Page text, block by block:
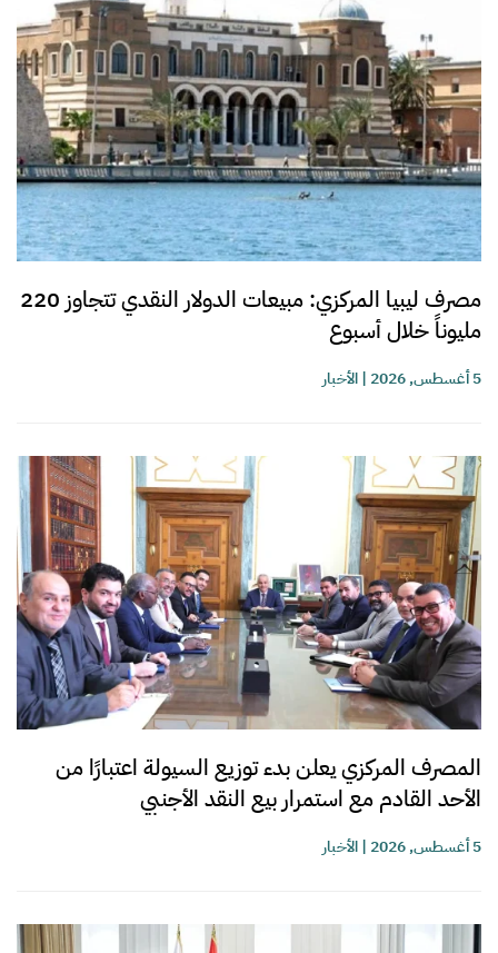
مصرف ليبيا المركزي: مبيعات الدولار النقدي تتجاوز 220
مليوناً خلال أسبوع
5 أغسطس, 2026 |الأخبار
المصرف المركزي يعلن بدء توزيع السيولة اعتبارًا من
الأحد القادم مع استمرار بيع النقد الأجنبي
5 أغسطس, 2026 |الأخبار